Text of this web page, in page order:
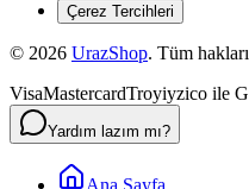
Çerez Tercihleri
© 2026 UrazShop. Tüm hakları
VisaMastercardTroyiyzico ile
Yardım lazım mı?